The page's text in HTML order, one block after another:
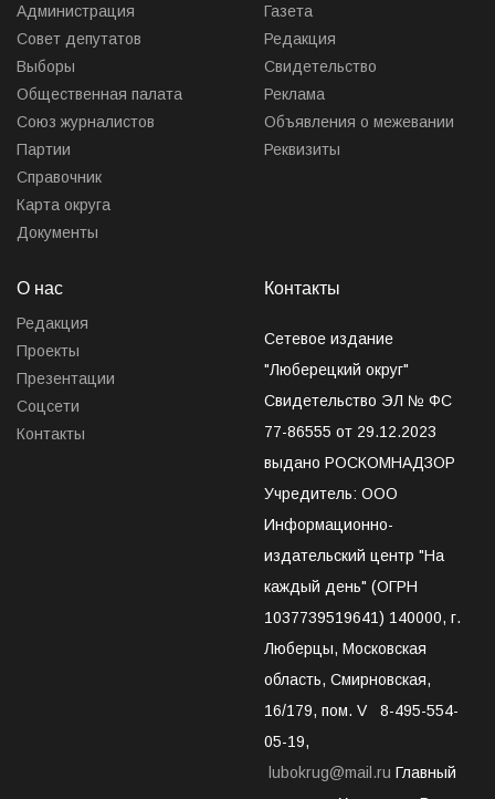
Администрация
Совет депутатов
Выборы
Общественная палата
Союз журналистов
Партии
Справочник
Карта округа
Документы
Газета
Редакция
Свидетельство
Реклама
Объявления о межевании
Реквизиты
О нас
Редакция
Проекты
Презентации
Соцсети
Контакты
Контакты
Сетевое издание
"Люберецкий округ"
Свидетельство ЭЛ № ФС
77-86555 от 29.12.2023
выдано РОСКОМНАДЗОР
Учредитель: ООО
Информационно-
издательский центр "На
каждый день" (ОГРН
1037739519641) 140000, г.
Люберцы, Московская
область, Смирновская,
16/179, пом. V 8-495-554-
05-19,
lubokrug@mail.ru Главный